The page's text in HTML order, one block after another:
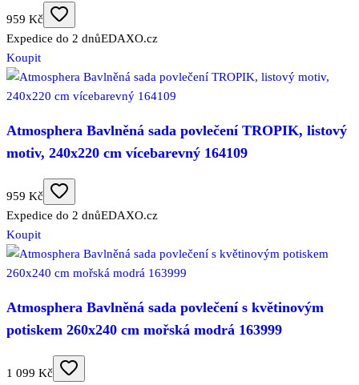
959 Kč
Expedice do 2 dnůEDAXO.cz
Koupit
Atmosphera Bavlněná sada povlečení TROPIK, listový
motiv, 240x220 cm vícebarevný 164109
959 Kč
Expedice do 2 dnůEDAXO.cz
Koupit
Atmosphera Bavlněná sada povlečení s květinovým
potiskem 260x240 cm mořská modrá 163999
1 099 Kč